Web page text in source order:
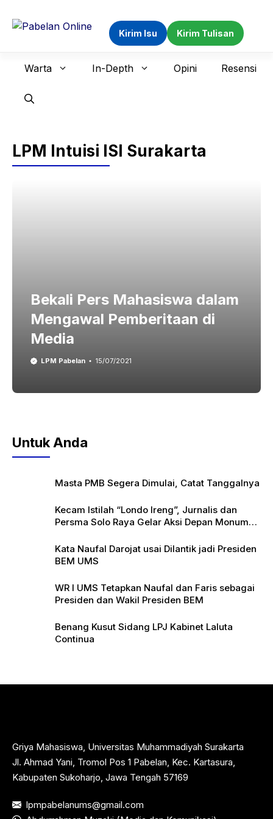
Kirim Isu Kirim Tulisan
Warta In-Depth Opini Resensi
LPM Intuisi ISI Surakarta
Bekali Pers Mahasiswa dalam
Mengawal Pemberitaan di
Media
LPM Pabelan 15/07/2021
Untuk Anda
Masta PMB Segera Dimulai, Catat Tanggalnya
Kecam Istilah “Londo Ireng”, Jurnalis dan
Persma Solo Raya Gelar Aksi Depan Monumen
Kata Naufal Darojat usai Dilantik jadi Presiden
BEM UMS
WR I UMS Tetapkan Naufal dan Faris sebagai
Presiden dan Wakil Presiden BEM
Benang Kusut Sidang LPJ Kabinet Laluta
Continua
Griya Mahasiswa, Universitas Muhammadiyah Surakarta
Jl. Ahmad Yani, Tromol Pos 1 Pabelan, Kec. Kartasura,
Kabupaten Sukoharjo, Jawa Tengah 57169
lpmpabelanums@gmail.com